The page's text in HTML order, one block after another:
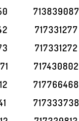
713839087
717331277
717331272
717430802
717766468
717333738